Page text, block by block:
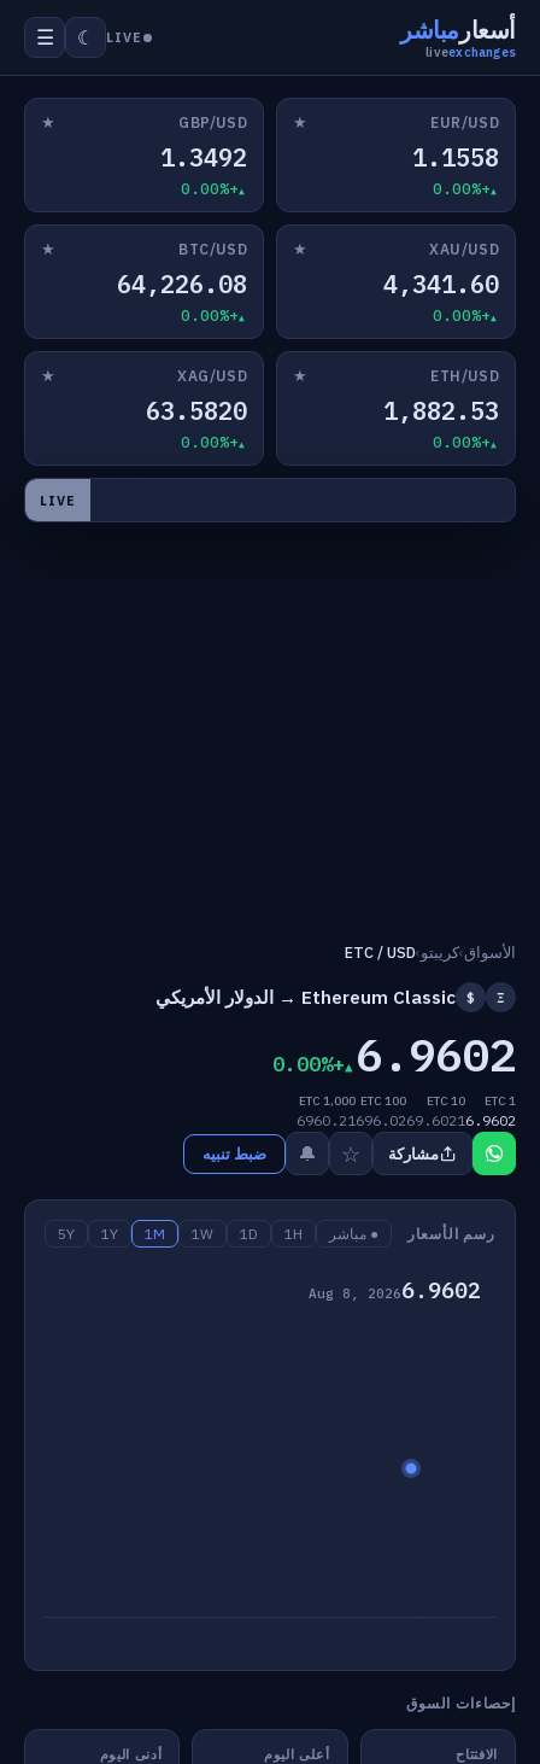
أسعار مباشر
liveexchanges
LIVE
☾
☰
EUR/USD
★
1.1558
+0.00%
GBP/USD
★
1.3492
+0.00%
XAU/USD
★
4,341.60
+0.00%
BTC/USD
★
64,226.08
+0.00%
ETH/USD
★
1,882.53
+0.00%
XAG/USD
★
63.5820
+0.00%
LIVE
الأسواق›كريبتو›
ETC / USD
Ξ
$ Ethereum Classic → الدولار الأمريكي
6.9602
+0.00%
1 ETC
6.9602
10 ETC
69.6021
100 ETC
696.02
1,000 ETC
6960.21
مشاركة ☆
🔔 ضبط تنبيه
رسم الأسعار ● مباشر 1H
1D
1W
1M
1Y
5Y
6.9602
Aug 8, 2026
إحصاءات السوق
الافتتاح أعلى اليوم أدنى اليوم